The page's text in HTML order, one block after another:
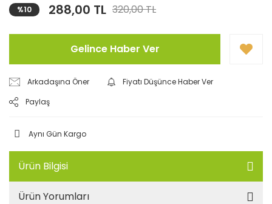
%10 288,00 TL 320,00 TL
Gelince Haber Ver
Arkadaşına Öner
Fiyatı Düşünce Haber Ver
Paylaş
Aynı Gün Kargo
Ürün Bilgisi
Ürün Yorumları